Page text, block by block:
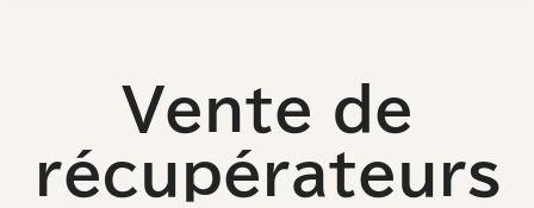
Vente de
récupérateurs